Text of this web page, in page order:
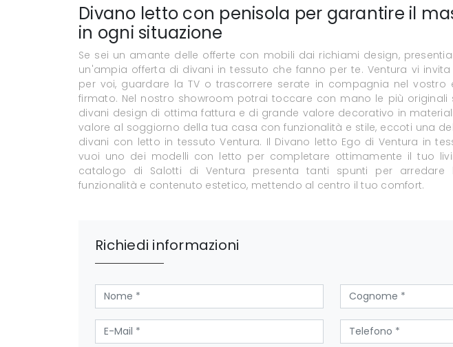
Divano letto con penisola per garantire il
in ogni situazione
Se sei un amante delle offerte con mobili dai richiami design,
un'ampia offerta di divani in tessuto che fanno per te. Ventura vi
per voi, guardare la TV o trascorrere serate in compagnia nel vostro
firmato. Nel nostro showroom potrai toccare con mano le più originali
divani design di ottima fattura e di grande valore decorativo in
valore al soggiorno della tua casa con funzionalità e stile, eccoti una
divani con letto in tessuto Ventura. Il Divano letto Ego di Ventura in
vuoi uno dei modelli con letto per completare ottimamente il tuo
catalogo di Salotti di Ventura presenta tanti spunti per arredare
funzionalità e contenuto estetico, mettendo al centro il tuo comfort.
Richiedi informazioni